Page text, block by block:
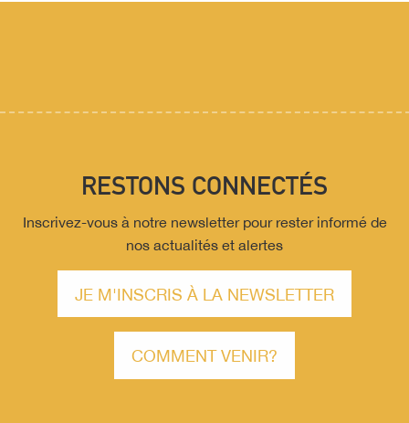
RESTONS CONNECTÉS
Inscrivez-vous à notre newsletter pour rester informé de
nos actualités et alertes
JE M'INSCRIS À LA NEWSLETTER
COMMENT VENIR?